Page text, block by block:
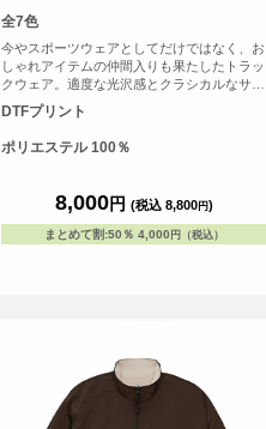
全7色
今やスポーツウェアとしてだけではなく、お
しゃれアイテムの仲間入りも果たしたトラッ
クウェア。適度な光沢感とクラシカルなサイ
ドライン、スポーティーなダブルスライダー
など、随所にこだわりを散りばめています。
DTFプリント
ポリエステル 100％
8,000円 (税込 8,800円)
まとめて割:50％ 4,000 円（税込）